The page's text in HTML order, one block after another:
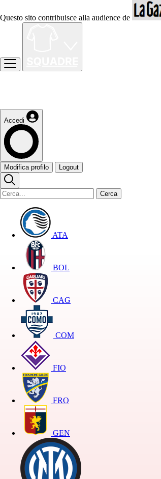
Questo sito contribuisce alla audience de
Accedi
Modifica profilo Logout
Cerca
ATA
BOL
CAG
COM
FIO
FRO
GEN